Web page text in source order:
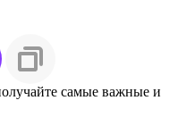
самые важные и